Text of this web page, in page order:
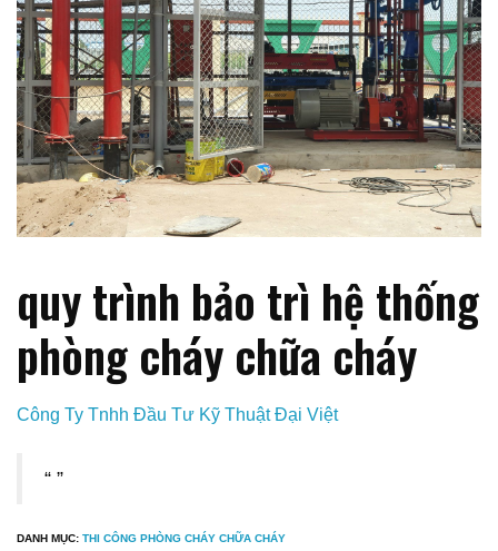
quy trình bảo trì hệ thống
phòng cháy chữa cháy
Công Ty Tnhh Đầu Tư Kỹ Thuật Đại Việt
DANH MỤC: THI CÔNG PHÒNG CHÁY CHỮA CHÁY